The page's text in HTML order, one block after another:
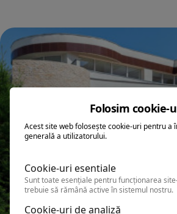
Folosim cookie-
Acest site web folosește cookie-uri pentru a
generală a utilizatorului.
Cookie-uri esentiale
Sunt toate esențiale pentru funcționarea
trebuie să rămână active în sistemul nostru.
Cookie-uri de analiză